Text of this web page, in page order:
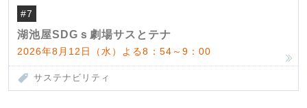
#7
湖池屋SDGｓ劇場サスとテナ
2026年8月12日（水）よる8：54～9：00
サステナビリティ